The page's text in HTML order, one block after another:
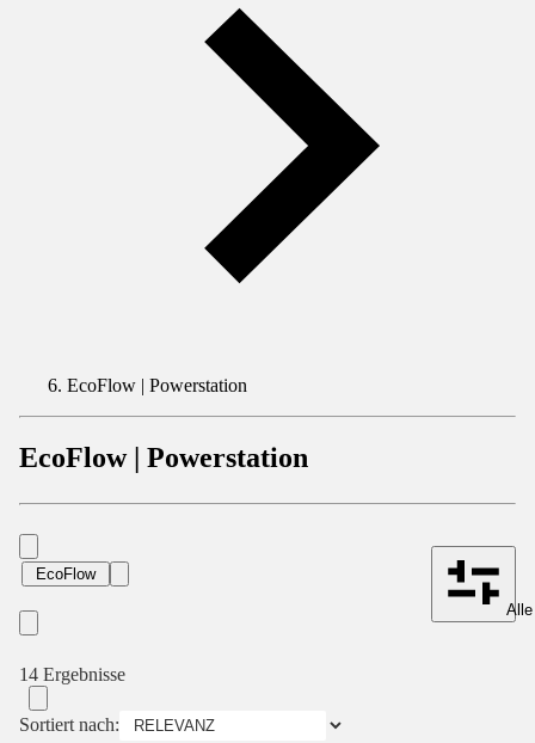
EcoFlow | Powerstation
EcoFlow | Powerstation
EcoFlow
14 Ergebnisse
Sortiert nach: